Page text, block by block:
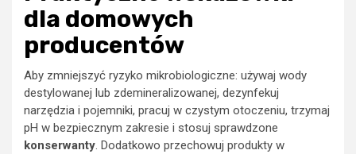
dla domowych
producentów
Aby zmniejszyć ryzyko mikrobiologiczne: używaj wody
destylowanej lub zdemineralizowanej, dezynfekuj
narzędzia i pojemniki, pracuj w czystym otoczeniu, trzymaj
pH w bezpiecznym zakresie i stosuj sprawdzone
konserwanty. Dodatkowo przechowuj produkty w